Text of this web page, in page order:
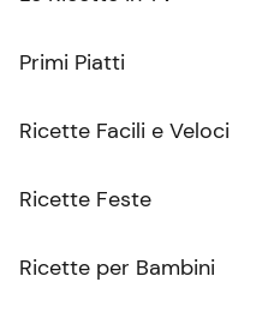
Primi Piatti
Ricette Facili e Veloci
Ricette Feste
Ricette per Bambini